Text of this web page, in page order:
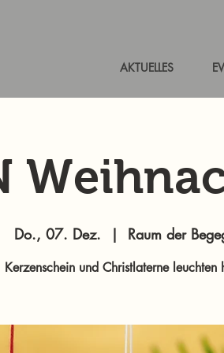
AKTUELLES
Do., 07. Dez.
  |
Raum der
Kerzenschein und Christlaterne